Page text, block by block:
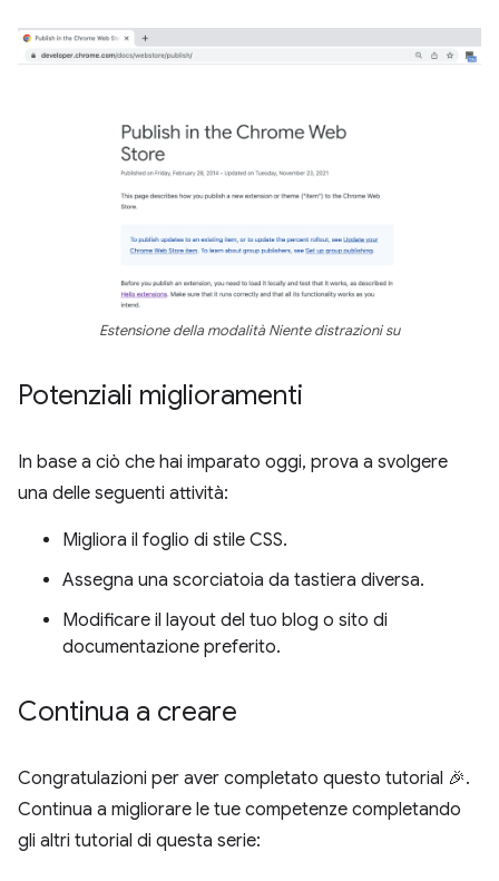
Estensione della modalità Niente distrazioni su
Potenziali miglioramenti
In base a ciò che hai imparato oggi, prova a svolgere
una delle seguenti attività:
Migliora il foglio di stile CSS.
Assegna una scorciatoia da tastiera diversa.
Modificare il layout del tuo blog o sito di
documentazione preferito.
Continua a creare
Congratulazioni per aver completato questo tutorial 🎉.
Continua a migliorare le tue competenze completando
gli altri tutorial di questa serie: